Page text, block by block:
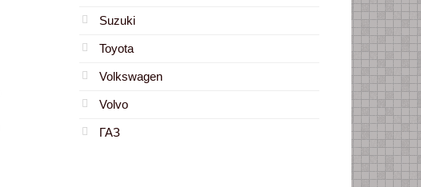
Suzuki
Toyota
Volkswagen
Volvo
ГАЗ